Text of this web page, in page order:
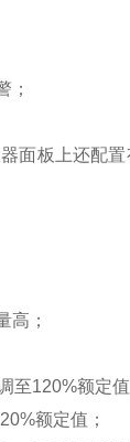
；
面板上还配置
高；
至120%额定值
额定值；